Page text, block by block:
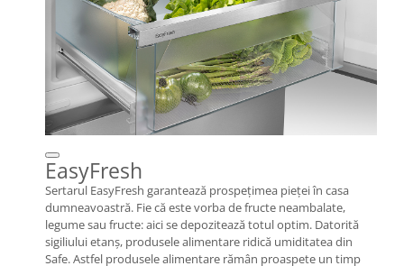
EasyFresh
Sertarul EasyFresh garantează prospeţimea pieţei în casa
dumneavoastră. Fie că este vorba de fructe neambalate,
legume sau fructe: aici se depozitează totul optim. Datorită
sigiliului etanş, produsele alimentare ridică umiditatea din
Safe. Astfel produsele alimentare rămân proaspete un timp